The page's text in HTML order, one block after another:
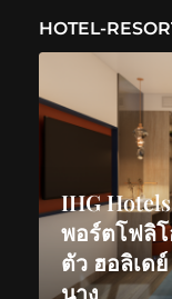
HOTEL-
IHG
พอร์ตโฟลิโ
ตัว ฮอลิเด
นาง